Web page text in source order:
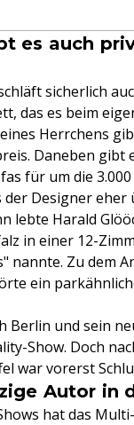
es auch
sicherlich
das es beim
Herrchens
Daneben gibt
für um die 3.000
der Designer eher
lebte Harald
in einer 12-
nannte. Zu dem
ein
Berlin und sein
Show. Doch
war vorerst
Autor in
hat das